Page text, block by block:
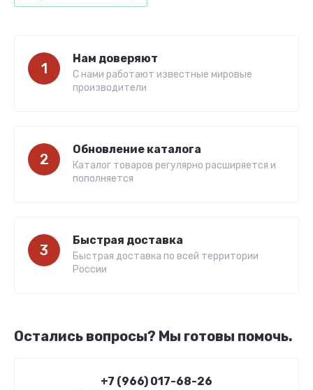
1
Нам доверяют
С нами работают известные мировые
производители
2
Обновление каталога
Каталог товаров регулярно расширяется и
пополняется
3
Быстрая доставка
Быстрая доставка по всей территории
России
Остались вопросы? Мы готовы помочь.
+7 (966) 017-68-26